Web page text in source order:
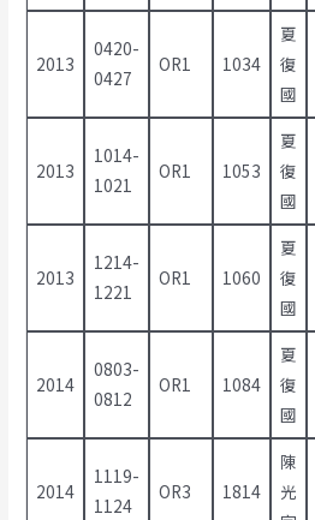
2013
0420-
0427
OR1 1034
夏
復
國
2013
1014-
1021
OR1 1053
夏
復
國
2013
1214-
1221
OR1 1060
夏
復
國
2014
0803-
0812
OR1 1084
夏
復
國
2014
1119-
1124
OR3 1814
陳
光